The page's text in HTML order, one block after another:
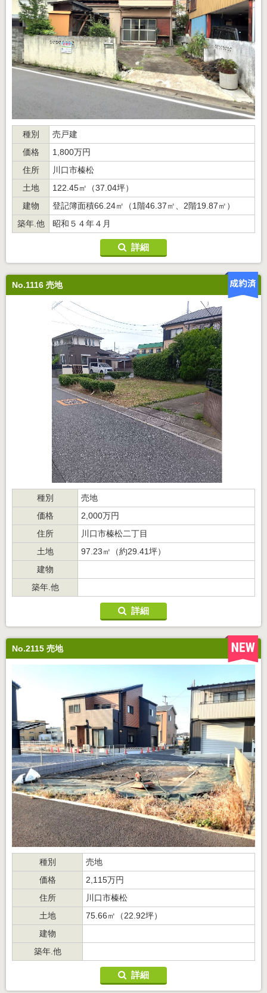
種別
売戸建
価格
1,800万円
住所
川口市榛松
土地
122.45㎡（37.04坪）
建物
登記簿面積66.24㎡（1階46.37㎡、2階19.87㎡）
築年.他
昭和５４年４月
詳細
No.1116 売地
種別
売地
価格
2,000万円
住所
川口市榛松二丁目
土地
97.23㎡（約29.41坪）
建物
築年.他
詳細
No.2115 売地
種別
売地
価格
2,115万円
住所
川口市榛松
土地
75.66㎡（22.92坪）
建物
築年.他
詳細